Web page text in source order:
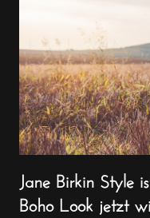
Jane Birkin Style
Boho Look jetzt